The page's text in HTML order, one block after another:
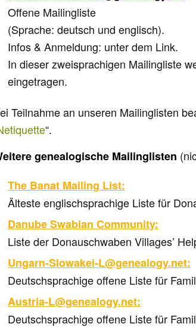
Offene Mailingliste
(Sprache: deutsch und englisch).
Infos & Anmeldung: unter dem Link.
In dieser zweisprachigen Mailingliste
eingetragen.
Teilnahme an unseren Mailinglisten
“.
genealogische Mailinglisten
The Banat Mailing List:
Älteste englischsprachige Liste für
Danube Swabian Community:
Liste der Donauschwaben Villages’
Ungarn-Slowakei-L@genealogy.net:
Deutschsprachige offene Liste für
Austria-L@genealogy.net:
Deutschsprachige offene Liste für